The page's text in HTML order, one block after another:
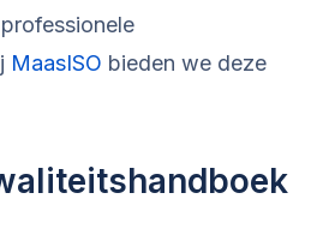
MaasISO bieden we deze